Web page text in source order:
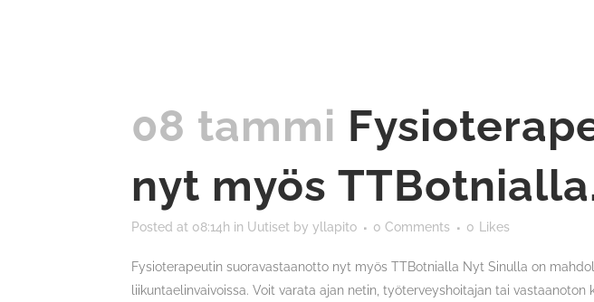
08 tammi
nyt myös
Posted at 08:14h in Uutiset by yllapito 0 Comments 0 Likes
Fysioterapeutin suoravastaanotto nyt myös TTBotnialla Nyt Sinulla on
liikuntaelinvaivoissa. Voit varata ajan netin, työterveyshoitajan tai